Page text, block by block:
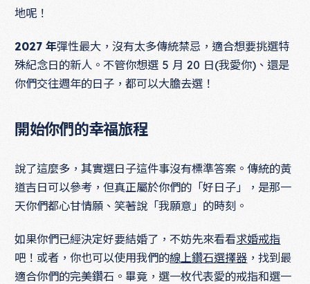
地呢！
2027 年彈性最大，沒有太多傳統禁忌，適合想要挑選特
殊紀念日的新人。不管你想選 5 月 20 日(我愛你)、還是
你們交往週年的日子，都可以大膽去選！
開始你們的幸福旅程
說了這麼多，其實選日子這件事沒有標準答案。傳統的黃
道吉日可以參考，但真正屬於你們的「好日子」，是那一
天你們都心甘情願、笑著說「我願意」的時刻。
如果你們已經決定好要結婚了，不妨先來看看求婚戒指
吧！或者，你也可以使用我們的線上鑽石選擇器 ，找到最
適合你們的完美鑽石。畢竟，選一枚代表愛的戒指和選一